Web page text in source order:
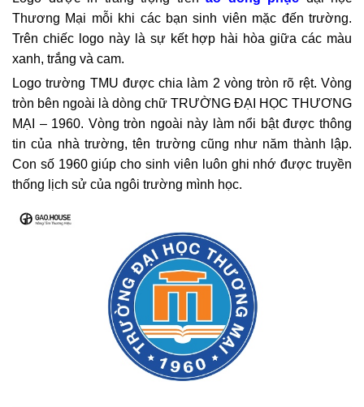
Thương Mại mỗi khi các bạn sinh viên mặc đến trường.
Trên chiếc logo này là sự kết hợp hài hòa giữa các màu
xanh, trắng và cam.
Logo trường TMU được chia làm 2 vòng tròn rõ rệt. Vòng
tròn bên ngoài là dòng chữ TRƯỜNG ĐẠI HỌC THƯƠNG
MẠI – 1960. Vòng tròn ngoài này làm nổi bật được thông
tin của nhà trường, tên trường cũng như năm thành lập.
Con số 1960 giúp cho sinh viên luôn ghi nhớ được truyền
thống lịch sử của ngôi trường mình học.